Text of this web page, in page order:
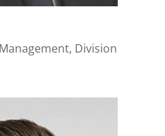
Division